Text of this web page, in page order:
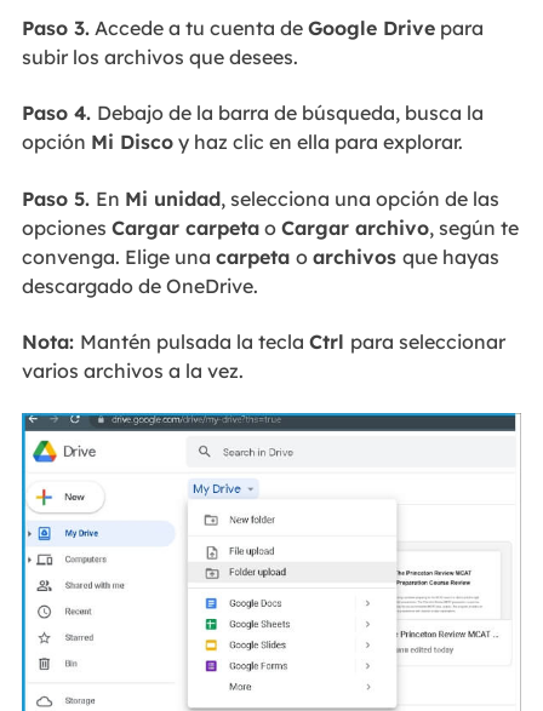
Paso 3.Accede a tu cuenta de Google Drivepara
subir los archivos que desees.
Paso 4. Debajo de la barra de búsqueda, busca la
opción Mi Discoy haz clic en ella para explorar.
Paso 5. En Mi unidad, selecciona una opción de las
opciones Cargar carpetao Cargar archivo, según te
convenga. Elige una carpeta o archivos que hayas
descargado de OneDrive.
Nota: Mantén pulsada la tecla Ctrl para seleccionar
varios archivos a la vez.